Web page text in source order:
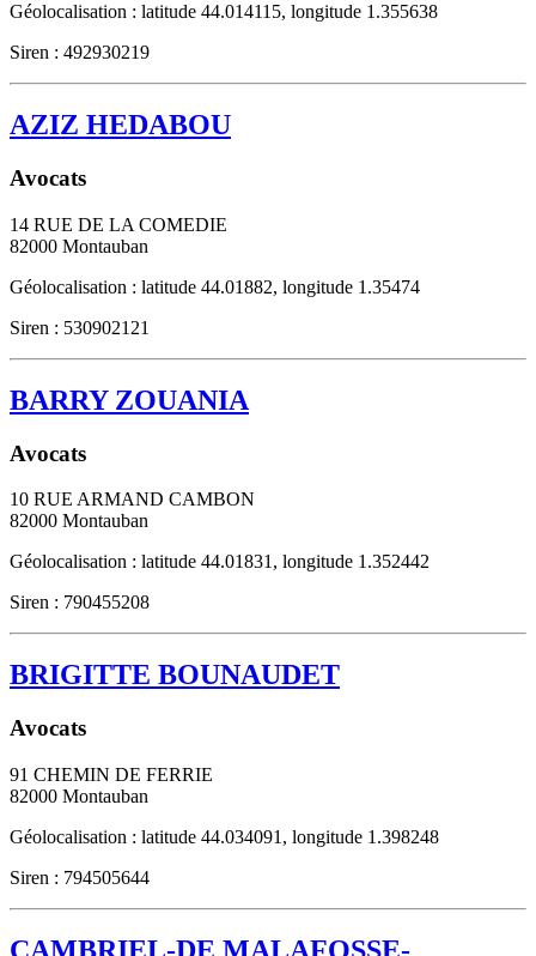
Géolocalisation : latitude 44.014115, longitude 1.355638
Siren : 492930219
AZIZ HEDABOU
Avocats
14 RUE DE LA COMEDIE
82000 Montauban
Géolocalisation : latitude 44.01882, longitude 1.35474
Siren : 530902121
BARRY ZOUANIA
Avocats
10 RUE ARMAND CAMBON
82000 Montauban
Géolocalisation : latitude 44.01831, longitude 1.352442
Siren : 790455208
BRIGITTE BOUNAUDET
Avocats
91 CHEMIN DE FERRIE
82000 Montauban
Géolocalisation : latitude 44.034091, longitude 1.398248
Siren : 794505644